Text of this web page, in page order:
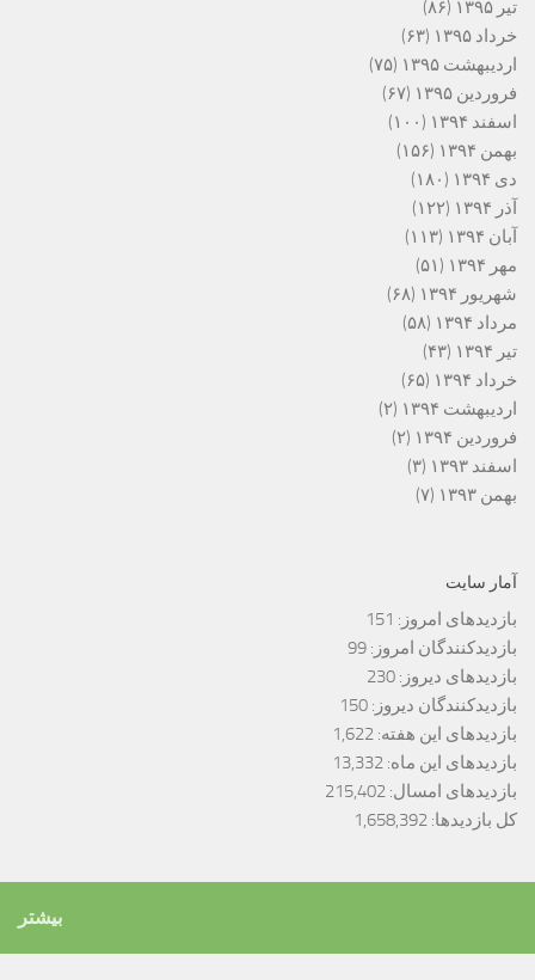
تیر ۱۳۹۵
(۸۶)
خرداد ۱۳۹۵
(۶۳)
اردیبهشت ۱۳۹۵
(۷۵)
فروردین ۱۳۹۵
(۶۷)
اسفند ۱۳۹۴
(۱۰۰)
بهمن ۱۳۹۴
(۱۵۶)
دی ۱۳۹۴
(۱۸۰)
آذر ۱۳۹۴
(۱۲۲)
آبان ۱۳۹۴
(۱۱۳)
مهر ۱۳۹۴
(۵۱)
شهریور ۱۳۹۴
(۶۸)
مرداد ۱۳۹۴
(۵۸)
تیر ۱۳۹۴
(۴۳)
خرداد ۱۳۹۴
(۶۵)
اردیبهشت ۱۳۹۴
(۲)
فروردین ۱۳۹۴
(۲)
اسفند ۱۳۹۳
(۳)
بهمن ۱۳۹۳
(۷)
آمار سایت
بازدیدهای امروز: 151
بازدیدکنندگان امروز: 99
بازدیدهای دیروز: 230
بازدیدکنندگان دیروز: 150
بازدیدهای این هفته: 1,622
بازدیدهای این ماه: 13,332
بازدیدهای امسال: 215,402
کل بازدیدها: 1,658,392
بیشتر